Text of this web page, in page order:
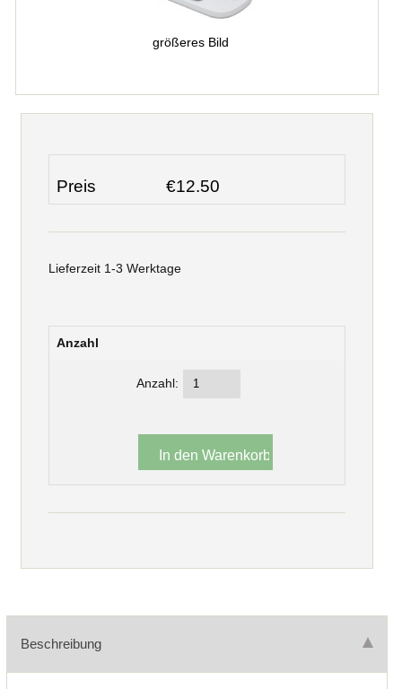
größeres Bild
Preis €12.50
Lieferzeit 1-3 Werktage
Anzahl
Anzahl:
Beschreibung